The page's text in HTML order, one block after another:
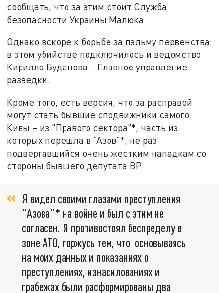
сообщать, что за этим стоит Служба
безопасности Украины Малюка.
Однако вскоре к борьбе за пальму первенства
в этом убийстве подключилось и ведомство
Кирилла Буданова – Главное управление
разведки.
Кроме того, есть версия, что за расправой
могут стать бывшие сподвижники самого
Кивы – из "Правого сектора"*, часть из
которых перешла в "Азов"*, не раз
подвергавшийся очень жёстким нападкам со
стороны бывшего депутата ВР.
Я видел своими глазами преступления
"Азова"* на войне и был с этим не
согласен. Я противостоял беспределу в
зоне АТО, горжусь тем, что, основываясь
на моих данных и показаниях о
преступлениях, изнасилованиях и
грабежах были расформированы два